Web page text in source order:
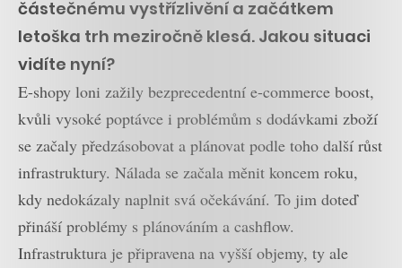
částečnému vystřízlivění a začátkem
letoška trh meziročně klesá. Jakou situaci
vidíte nyní?
E-shopy loni zažily bezprecedentní e-commerce boost,
kvůli vysoké poptávce i problémům s dodávkami zboží
se začaly předzásobovat a plánovat podle toho další růst
infrastruktury. Nálada se začala měnit koncem roku,
kdy nedokázaly naplnit svá očekávání. To jim doteď
přináší problémy s plánováním a cashflow.
Infrastruktura je připravena na vyšší objemy, ty ale